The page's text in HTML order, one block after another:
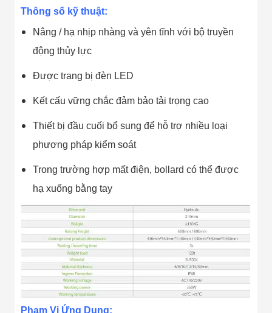
Thông số kỹ thuật:
Nâng / hạ nhịp nhàng và yên tĩnh với bộ truyền
động thủy lực
Được trang bị đèn LED
Kết cấu vững chắc đảm bảo tải trọng cao
Thiết bị đầu cuối bổ sung để hỗ trợ nhiều loại
phương pháp kiểm soát
Trong trường hợp mất điện, bollard có thể được
hạ xuống bằng tay
Phạm Vi Ứng Dụng: